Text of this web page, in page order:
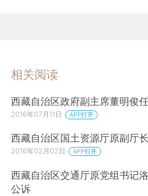
相关阅读
西藏自治区政府副主席董明俊
2016年07月11日 APP打开
西藏自治区国土资源厅原副厅
2016年02月02日 APP打开
西藏自治区交通厅原党组书记
公诉